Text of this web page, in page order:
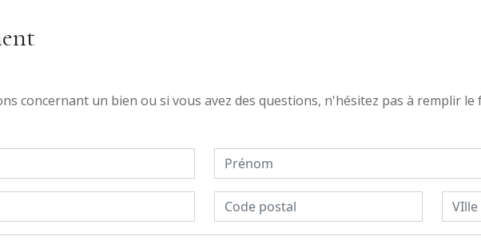
concernant un bien ou si vous avez des questions, n'hésitez pas à remplir